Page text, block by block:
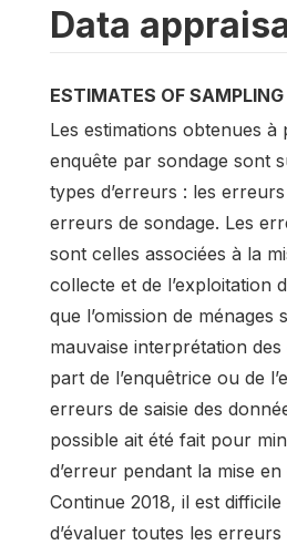
Data
ESTIMATES OF SAMPLING
Les estimations obtenues à
enquête par sondage sont
types d’erreurs : les
erreurs de sondage. Les
sont celles associées à la
collecte et de l’exploitation
que l’omission de ménages
mauvaise interprétation des
part de l’enquêtrice ou de
erreurs de saisie des
possible ait été fait pour
d’erreur pendant la mise en
Continue 2018, il est difficile
d’évaluer toutes les erreurs